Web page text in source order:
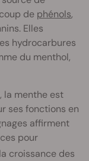
de phénols,
Elles
hydrocarbures
du menthol,
la menthe est
ses fonctions en
affirment
pour
croissance des